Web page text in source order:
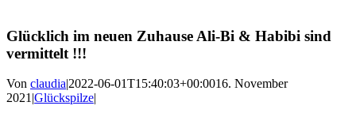
Glücklich im neuen Zuhause Ali-Bi & Habibi sind
vermittelt !!!
Von claudia|2022-06-01T15:40:03+00:0016. November
2021|Glückspilze|